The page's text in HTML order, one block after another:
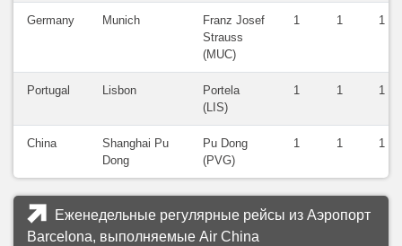
Germany Munich
Franz Josef
Strauss
(MUC)
1 1 1
Portugal Lisbon
Portela
(LIS)
1 1 1
China
Shanghai Pu
Dong
Pu Dong
(PVG)
1 1 1
Еженедельные регулярные рейсы из Аэропорт
Barcelona, выполняемые Air China